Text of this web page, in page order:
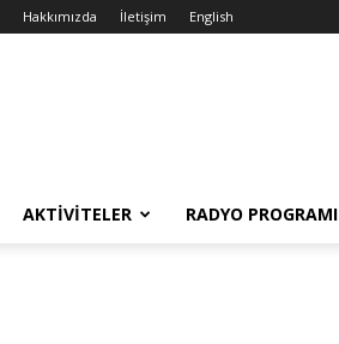
Hakkımızda İletişim English
AKTIVITELER RADYO PROGRAMI